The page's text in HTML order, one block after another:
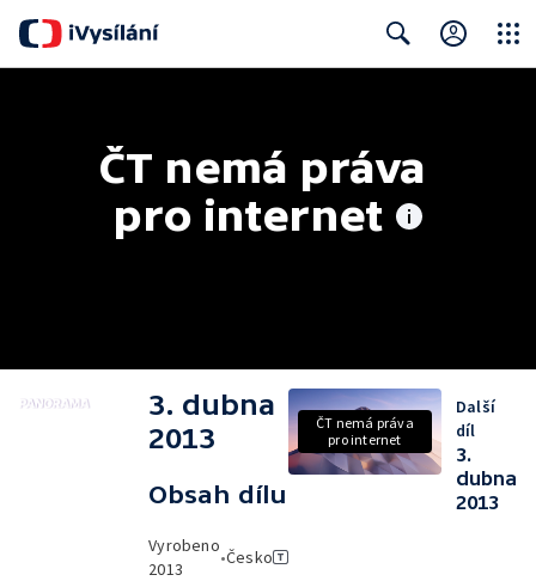
ČT nemá práva
pro internet
3. dubna
2013
Obsah dílu
Vyrobeno
2013
•Česko
ČT nemá práva
pro internet
Další
díl
3.
dubna
2013